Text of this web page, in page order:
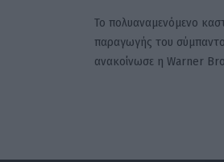
Το πολυαναμενόμενο
παραγωγής του
ανακοίνωσε η Warner